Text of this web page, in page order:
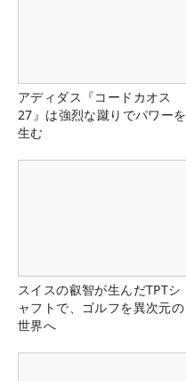
アディダス『コードカオス
27』は強烈な蹴りでパワーを
生む
スイスの叡智が生んだTPTシ
ャフトで、ゴルフを異次元の
世界へ